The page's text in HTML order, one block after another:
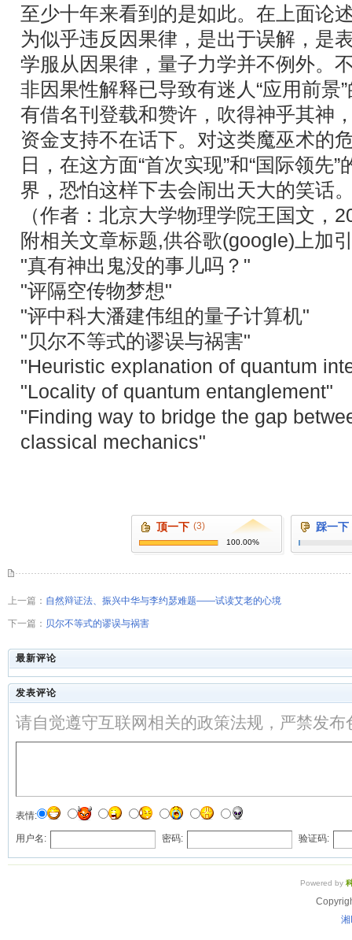
至少十年来看到的是如此。在上面论
为似乎违反因果律，是出于误解，是
学服从因果律，量子力学并不例外。
非因果性解释已导致有迷人“应用前景
有借名刊登载和赞许，吹得神乎其神
资金支持不在话下。对这类魔巫术的
日，在这方面“首次实现”和“国际领先”
界，恐怕这样下去会闹出天大的笑话
（作者：北京大学物理学院王国文，
附相关文章标题,供谷歌(google)上加
"真有神出鬼没的事儿吗？"
"评隔空传物梦想"
"评中科大潘建伟组的量子计算机"
"贝尔不等式的谬误与祸害"
"Heuristic explanation of quantum
"Locality of quantum entanglement"
"Finding way to bridge the gap
classical mechanics"
顶一下 (3)
100.00%
踩一下
上一篇： 自然辩证法、振兴中华与李约瑟难题――试读艾老的心境
下一篇： 贝尔不等式的谬误与祸害
最新评论
发表评论
请自觉遵守互联网相关的政策法规，严禁发
表情:
用户名: 密码: 验证码:
Powered by